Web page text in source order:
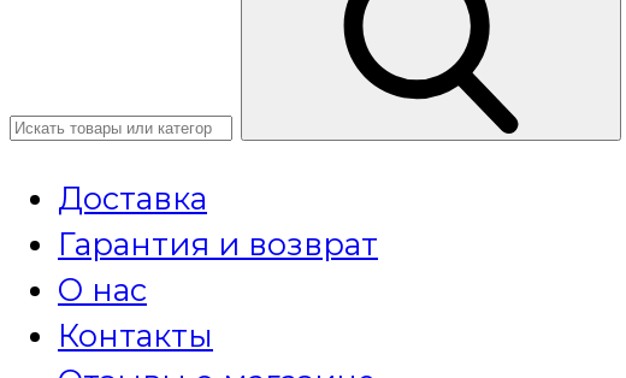
Доставка
Гарантия и возврат
О нас
Контакты